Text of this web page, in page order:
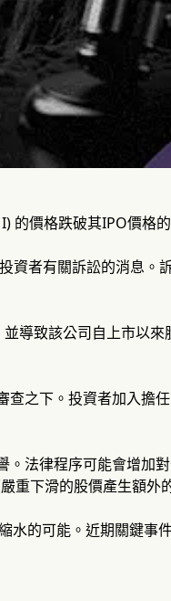
的價格跌破其IPO價格的
資者有關訴訟的消息。
導致該公司自上市以來
之下。投資者加入擔
。法律程序可能會增加
重下滑的股價產生額外
水的可能。近期關鍵事